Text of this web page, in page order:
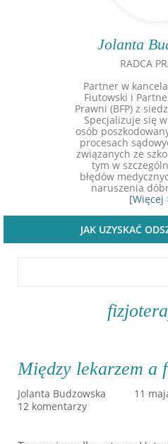
Jolanta
RADCA
Partner w
Fiutowski i
Prawni (BFP) z
Specjalizuje się
osób
procesach
związanych ze
tym w
błędów
naruszenia
[Więcej
JAK UZYSKAĆ
Między lekarzem a
Jolanta Budzowska
11
12 komentarzy